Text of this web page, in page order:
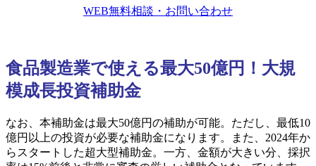
WEB無料相談・お問い合わせ
食品製造業で使える最大50億円！大規
模成長投資補助金
なお、本補助金は最大50億円の補助が可能。ただし、最低10
億円以上の投資が必要な補助金になります。また、2024年か
らスタートした超大型補助金。一方、金額が大きい分、採択